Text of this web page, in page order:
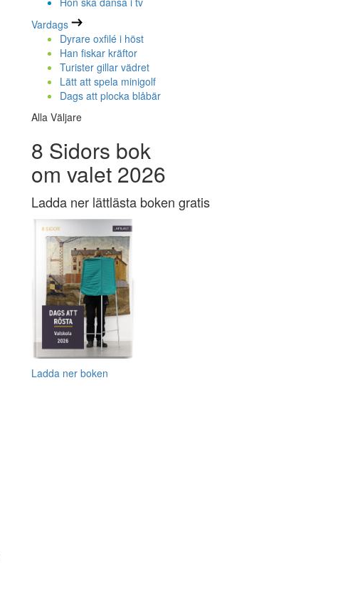
Vardags
Dyrare oxfilé i höst
Han fiskar kräftor
Turister gillar vädret
Lätt att spela minigolf
Dags att plocka blåbär
Alla Väljare
8 Sidors bok
om valet 2026
Ladda ner lättlästa boken gratis
Ladda ner boken